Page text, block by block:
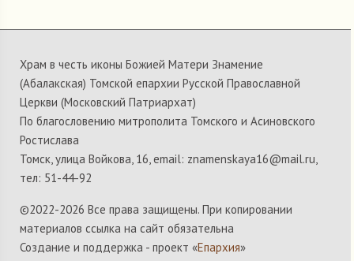
Храм в честь иконы Божией Матери Знамение
(Абалакская) Томской епархии Русской Православной
Церкви (Московский Патриархат)
По благословению митрополита Томского и Асиновского
Ростислава
Томск, улица Войкова, 16, email: znamenskaya16@mail.ru,
тел: 51-44-92
©2022-2026 Все права защищены. При копировании
материалов ссылка на сайт обязательна
Создание и поддержка - проект «Епархия»